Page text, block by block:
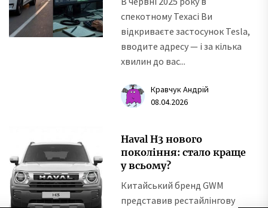
спекотному Техасі Ви
відкриваєте застосунок Tesla,
вводите адресу — і за кілька
хвилин до вас...
Кравчук Андрій
08.04.2026
Haval H3 нового
покоління: стало краще
у всьому?
Китайський бренд GWM
представив рестайлінгову